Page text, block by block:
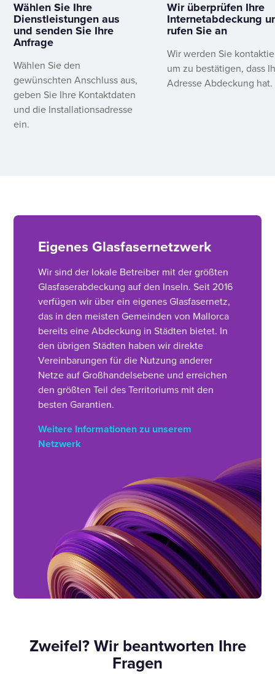
Wählen Sie Ihre
Dienstleistungen aus
und senden Sie Ihre
Anfrage
Wählen Sie den
gewünschten Anschluss aus,
geben Sie Ihre Kontaktdaten
und die Installationsadresse
ein.
Wir überprüfen Ihre
Internetabdeckung
rufen Sie an
Wir werden Sie
um zu bestätigen, dass
Adresse Abdeckung hat.
Eigenes Glasfasernetzwerk
Wir sind der lokale Betreiber mit der größten
Glasfaserabdeckung auf den Inseln. Seit 2016
verfügen wir über ein eigenes Glasfasernetz,
das in den meisten Gemeinden von Mallorca
bereits eine Abdeckung in Städten bietet. In
den übrigen Städten haben wir direkte
Vereinbarungen für die Nutzung anderer
Netze auf Großhandelsebene und erreichen
den größten Teil des Territoriums mit den
besten Garantien.
Weitere Informationen zu unserem
Netzwerk
Zweifel? Wir beantworten Ihre
Fragen